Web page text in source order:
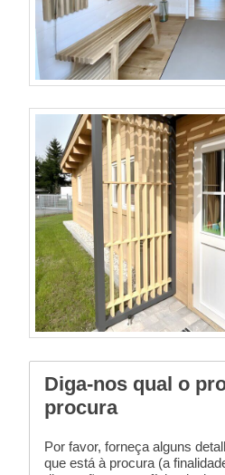
Diga-nos qual o
procura
Por favor, forneça alguns
que está à procura (a